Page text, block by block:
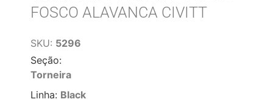
FOSCO ALAVANCA CIVITT
SKU: 5296
Seção:
Torneira
Linha: Black